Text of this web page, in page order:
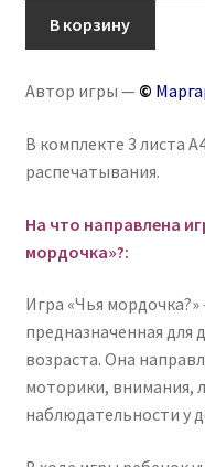
Игра
на
«Чья
-
Домашние
В корзину
Автор игры — ©
В комплекте 3 листа
распечатывания.
На что направлена
мордочка»?:
Игра «Чья
предназначенная
возраста. Она
моторики, внимания,
наблюдательности у